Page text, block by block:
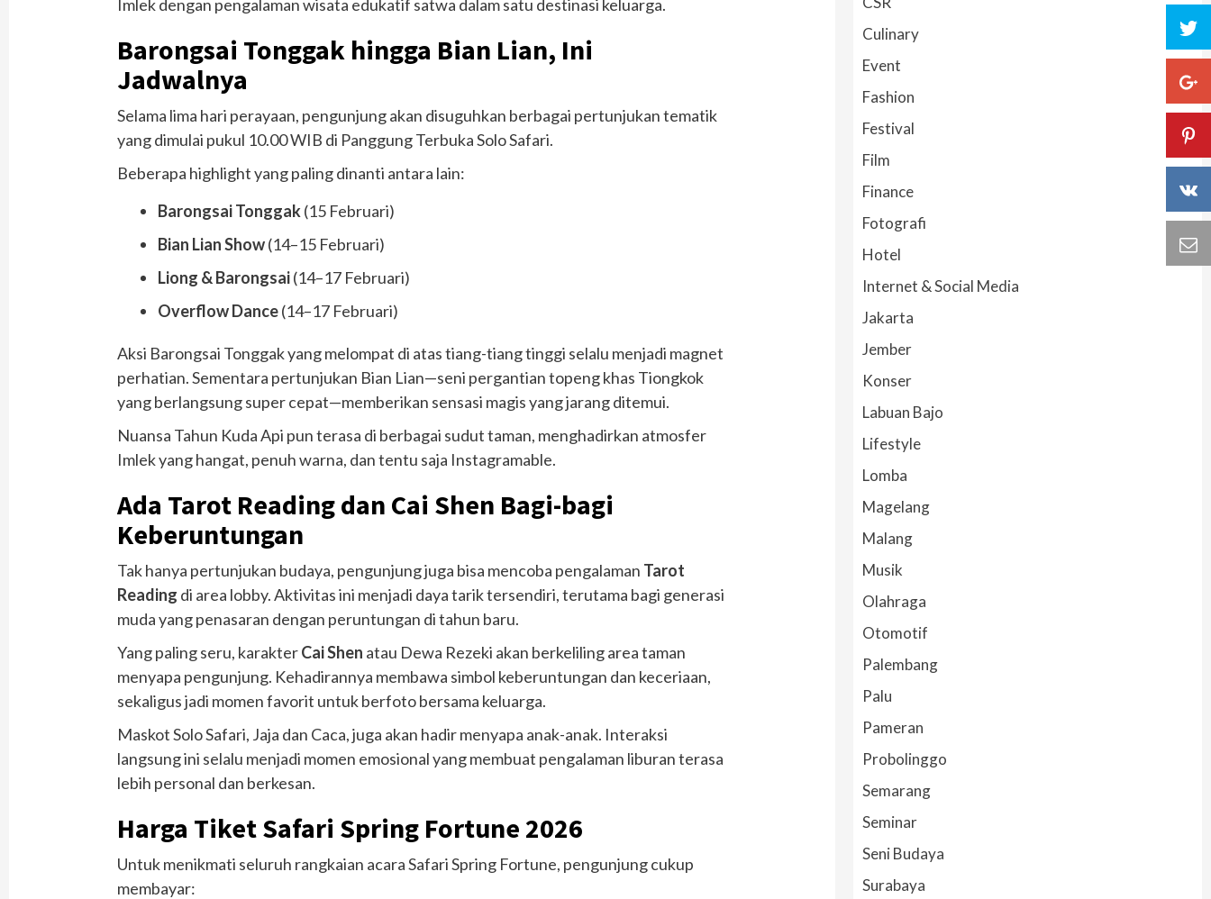
Imlek dengan pengalaman wisata edukatif satwa dalam satu destinasi keluarga.
Barongsai Tonggak hingga Bian Lian, Ini
Jadwalnya
Selama lima hari perayaan, pengunjung akan disuguhkan berbagai pertunjukan tematik
yang dimulai pukul 10.00 WIB di Panggung Terbuka Solo Safari.
Beberapa highlight yang paling dinanti antara lain:
Barongsai Tonggak(15 Februari)
Bian Lian Show(14–15 Februari)
Liong & Barongsai(14–17 Februari)
Overflow Dance(14–17 Februari)
Aksi Barongsai Tonggak yang melompat di atas tiang-tiang tinggi selalu menjadi magnet
perhatian. Sementara pertunjukan Bian Lian—seni pergantian topeng khas Tiongkok
yang berlangsung super cepat—memberikan sensasi magis yang jarang ditemui.
Nuansa Tahun Kuda Api pun terasa di berbagai sudut taman, menghadirkan atmosfer
Imlek yang hangat, penuh warna, dan tentu saja Instagramable.
Ada Tarot Reading dan Cai Shen Bagi-bagi
Keberuntungan
Tak hanya pertunjukan budaya, pengunjung juga bisa mencoba pengalaman Tarot
Reading di area lobby. Aktivitas ini menjadi daya tarik tersendiri, terutama bagi generasi
muda yang penasaran dengan peruntungan di tahun baru.
Yang paling seru, karakterCai Shen atau Dewa Rezeki akan berkeliling area taman
menyapa pengunjung. Kehadirannya membawa simbol keberuntungan dan keceriaan,
sekaligus jadi momen favorit untuk berfoto bersama keluarga.
Maskot Solo Safari, Jaja dan Caca, juga akan hadir menyapa anak-anak. Interaksi
langsung ini selalu menjadi momen emosional yang membuat pengalaman liburan terasa
lebih personal dan berkesan.
Harga Tiket Safari Spring Fortune 2026
Untuk menikmati seluruh rangkaian acara Safari Spring Fortune, pengunjung cukup
membayar:
Culinary
Event
Fashion
Festival
Film
Finance
Fotografi
Hotel
Internet & Social Media
Jakarta
Jember
Konser
Labuan Bajo
Lifestyle
Lomba
Magelang
Malang
Musik
Olahraga
Otomotif
Palembang
Palu
Pameran
Probolinggo
Semarang
Seminar
Seni Budaya
Surabaya